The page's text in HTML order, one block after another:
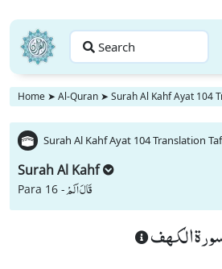
Search
Home ➤ Al-Quran ➤ Surah Al Kahf Ayat 104
Surah Al Kahf Ayat 104 Translation
Surah Al Kahf
Para 16 -قَالَ اَلَمْ
الكهف